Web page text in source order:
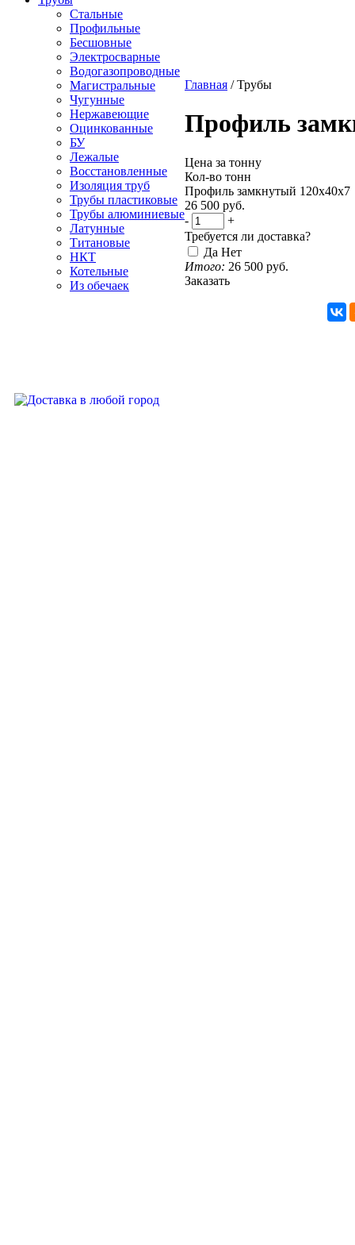
Стальные
Профильные
Бесшовные
Электросварные
Водогазопроводные
Магистральные
Чугунные
Нержавеющие
Оцинкованные
БУ
Лежалые
Восстановленные
Изоляция труб
Трубы пластиковые
Трубы алюминиевые
Латунные
Титановые
НКТ
Котельные
Из обечаек
Главная /Трубы
Профиль
Цена за тонну
Кол-во тонн
Профиль замкнутый 120х40х7
26 500 руб.
-
+
Требуется ли доставка?
Да Нет
Итого: 26 500 руб.
Заказать